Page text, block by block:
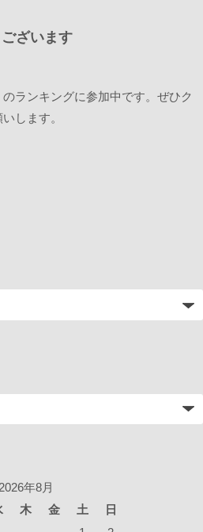
ざいます
ランキングに参加中です。ぜひク
します。
年8月
木 金 土
日